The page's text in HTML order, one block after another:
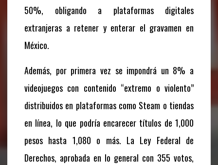
50%, obligando a plataformas digitales
extranjeras a retener y enterar el gravamen en
México.
Además, por primera vez se impondrá un 8% a
videojuegos con contenido “extremo o violento”
distribuidos en plataformas como Steam o tiendas
en línea, lo que podría encarecer títulos de 1,000
pesos hasta 1,080 o más. La Ley Federal de
Derechos, aprobada en lo general con 355 votos,